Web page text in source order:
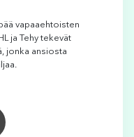
vapaaehtoisten
ja Tehy tekevät
jonka ansiosta